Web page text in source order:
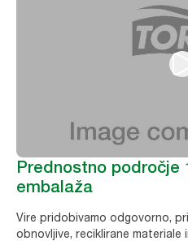
Prednostno področje
embalaža
Vire pridobivamo odgovorno,
obnovljive, reciklirane materiale